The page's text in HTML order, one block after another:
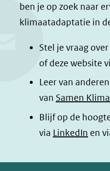
b
o
o
(opent
in
nieuw
venster)
naar
d
I
(opent
in
nieuw
venster)
naar
t
a
p
in
naar
d
l
e
p
B
l
e
ben je op zoek naar
klimaatadaptatie in
Stel je vraag
of deze website
Leer van
van Samen
Blijf op de
via LinkedIn en